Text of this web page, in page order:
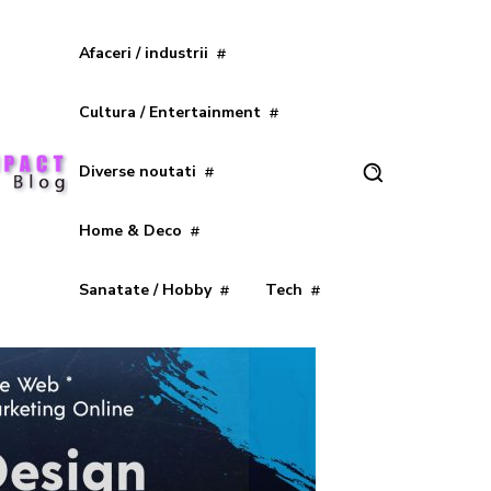
Afaceri / industrii
Cultura / Entertainment
Diverse noutati
Home & Deco
Sanatate / Hobby Tech